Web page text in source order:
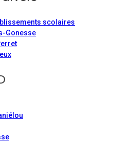
scolaires
Gonesse